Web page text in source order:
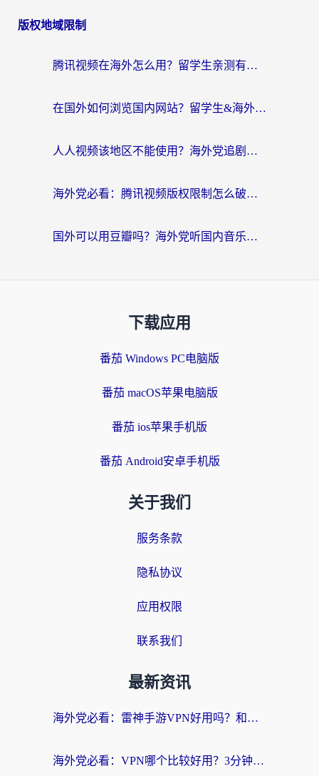
版权地域限制
腾讯视频在海外怎么用？留学生亲测有效的回国加速器攻略
在国外如何浏览国内网站？留学生&海外华人的无缝访问指南
人人视频该地区不能使用？海外党追剧看片的终极解决方案来了
海外党必看：腾讯视频版权限制怎么破？3步让你轻松追剧
国外可以用豆瓣吗？海外党听国内音乐听书的实用指南
下载应用
番茄 Windows PC电脑版
番茄 macOS苹果电脑版
番茄 ios苹果手机版
番茄 Android安卓手机版
关于我们
服务条款
隐私协议
应用权限
联系我们
最新资讯
海外党必看：雷神手游VPN好用吗？和天速回国VPN对比哪个回国效果更好？附实用加速器选择指南
海外党必看：VPN哪个比较好用？3分钟找到适合你的回国加速方案